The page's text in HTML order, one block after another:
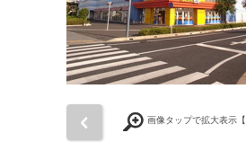
画像タップで拡大表示【